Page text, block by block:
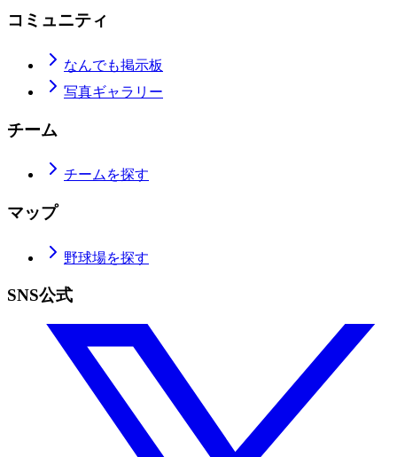
コミュニティ
なんでも掲示板
写真ギャラリー
チーム
チームを探す
マップ
野球場を探す
SNS公式